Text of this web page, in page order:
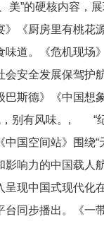
美”的硬核内容，
《厨房里有桃花
道。《危机现场
安全发展保驾护
巴斯德》《中国想
别有风味。, “
国空间站》围绕
响力的中国载人
现中国式现代化
同步播出。《一